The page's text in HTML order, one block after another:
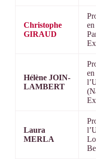
Christophe
GIRAUD
Hélène JOIN-
LAMBERT
en
Laura
MERLA